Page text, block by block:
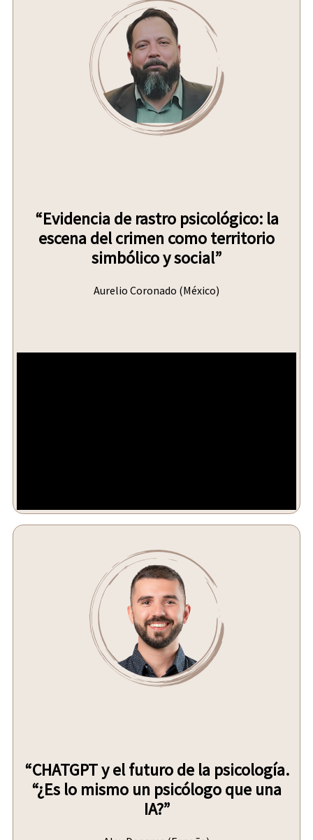
“Evidencia de rastro psicológico: la
escena del crimen como territorio
simbólico y social”
Aurelio Coronado (México)
“CHATGPT y el futuro de la psicología.
“¿Es lo mismo un psicólogo que una
IA?”